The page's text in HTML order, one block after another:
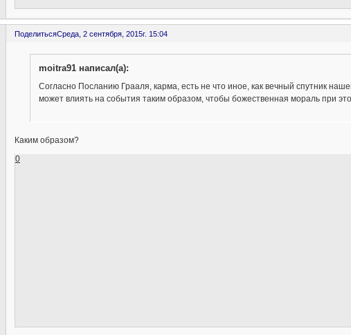
ПоделитьсяСреда, 2 сентября, 2015г. 15:04
moitra91 написал(а):
Согласно Посланию Грааля, карма, есть не что иное, как вечный спутник
может влиять на события таким образом, чтобы божественная мораль при
Каким образом?
0